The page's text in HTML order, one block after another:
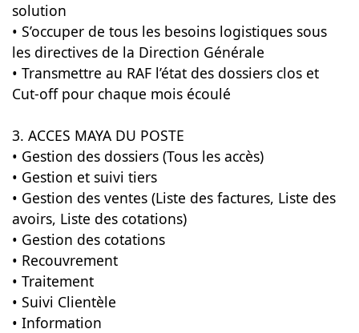
solution
• S’occuper de tous les besoins logistiques sous
les directives de la Direction Générale
• Transmettre au RAF l’état des dossiers clos et
Cut-off pour chaque mois écoulé
3. ACCES MAYA DU POSTE
• Gestion des dossiers (Tous les accès)
• Gestion et suivi tiers
• Gestion des ventes (Liste des factures, Liste des
avoirs, Liste des cotations)
• Gestion des cotations
• Recouvrement
• Traitement
• Suivi Clientèle
• Information